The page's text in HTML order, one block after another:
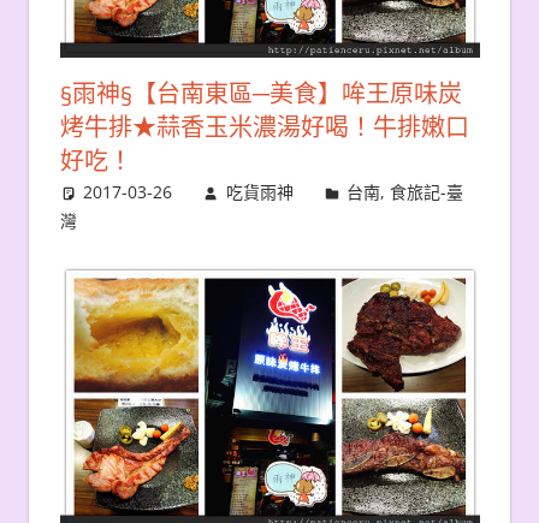
§雨神§【台南東區─美食】哞王原味炭
烤牛排★蒜香玉米濃湯好喝！牛排嫩口
好吃！
2017-03-26 吃貨雨神 台南,食旅記-臺
灣